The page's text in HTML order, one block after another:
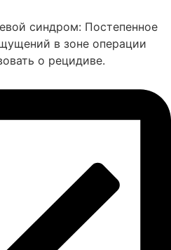
синдром: Постепенное
в зоне операции
о рецидиве.